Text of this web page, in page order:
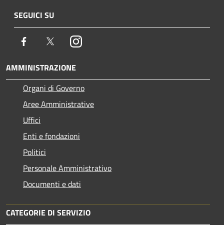
SEGUICI SU
Facebook TwitterInstagram
AMMINISTRAZIONE
Organi di Governo
Aree Amministrative
Uffici
Enti e fondazioni
Politici
Personale Amministrativo
Documenti e dati
CATEGORIE DI SERVIZIO